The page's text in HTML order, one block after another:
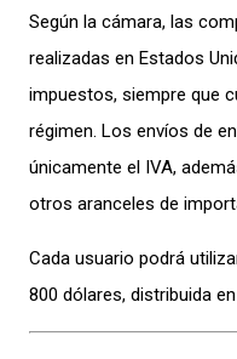
Según la cámara, las
realizadas en Estados
impuestos, siempre que
régimen. Los envíos de
únicamente el IVA,
otros aranceles de
Cada usuario podrá
800 dólares, distribuida